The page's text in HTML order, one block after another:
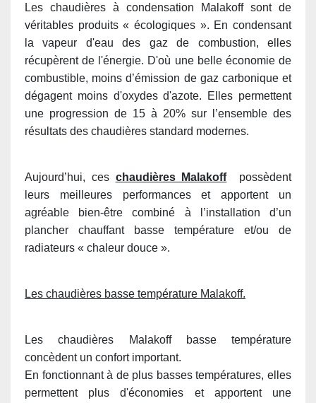
Les chaudières à condensation Malakoff sont de
véritables produits « écologiques ». En condensant
la vapeur d'eau des gaz de combustion, elles
récupèrent de l'énergie. D'où une belle économie de
combustible, moins d’émission de gaz carbonique et
dégagent moins d'oxydes d'azote. Elles permettent
une progression de 15 à 20% sur l’ensemble des
résultats des chaudières standard modernes.
Aujourd’hui, ces chaudières Malakoffpossèdent
leurs meilleures performances et apportent un
agréable bien-être combiné à l’installation d’un
plancher chauffant basse température et/ou de
radiateurs « chaleur douce ».
Les chaudières basse température Malakoff.
Les chaudières Malakoff basse température
concèdent un confort important.
En fonctionnant à de plus basses températures, elles
permettent plus d'économies et apportent une